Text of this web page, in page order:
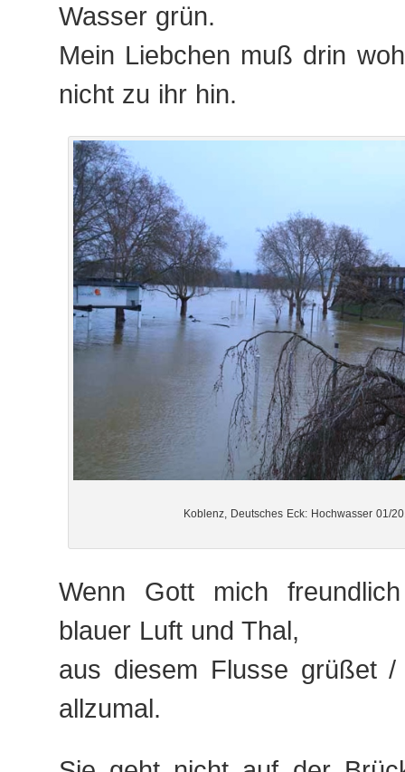
Wasser grün.
Mein Liebchen muß drin
nicht zu ihr hin.
Koblenz, Deutsches Eck: Hochwasser 01/
Wenn Gott mich
blauer Luft und Thal,
aus diesem Flusse grüßet /
allzumal.